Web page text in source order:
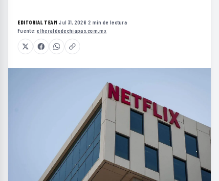
EDITORIAL TEAM·Jul 31, 2026·2 min de lectura·
Fuente:elheraldodechiapas.com.mx